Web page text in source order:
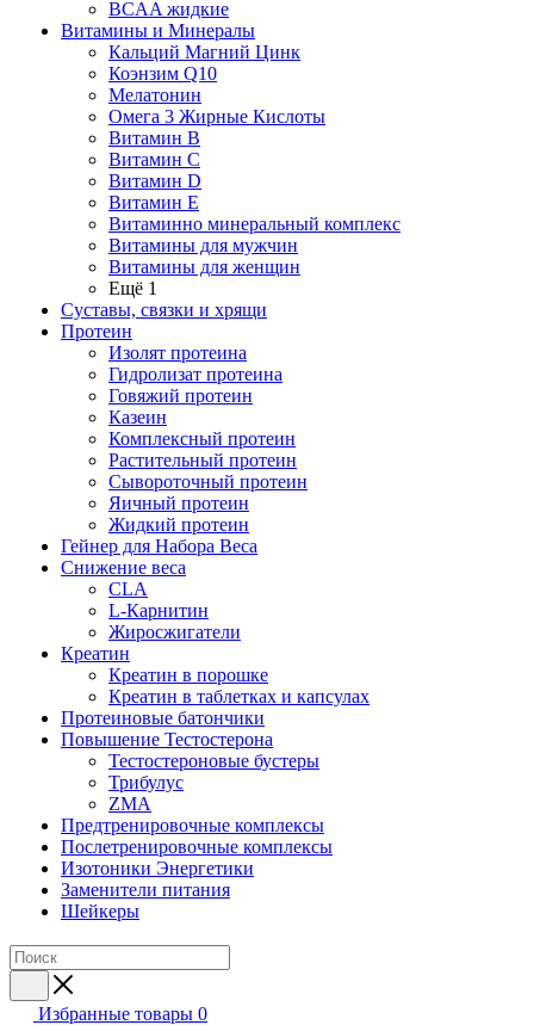
BCAA жидкие
Витамины и Минералы
Кальций Магний Цинк
Коэнзим Q10
Мелатонин
Омега 3 Жирные Кислоты
Витамин B
Витамин C
Витамин D
Витамин E
Витаминно минеральный комплекс
Витамины для мужчин
Витамины для женщин
Ещё 1
Суставы, связки и хрящи
Протеин
Изолят протеина
Гидролизат протеина
Говяжий протеин
Казеин
Комплексный протеин
Растительный протеин
Сывороточный протеин
Яичный протеин
Жидкий протеин
Гейнер для Набора Веса
Снижение веса
CLA
L-Карнитин
Жиросжигатели
Креатин
Креатин в порошке
Креатин в таблетках и капсулах
Протеиновые батончики
Повышение Тестостерона
Тестостероновые бустеры
Трибулус
ZMA
Предтренировочные комплексы
Послетренировочные комплексы
Изотоники Энергетики
Заменители питания
Шейкеры
Избранные товары 0